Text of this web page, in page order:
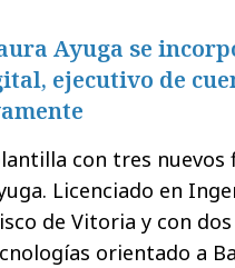
Ayuga se
ejecutivo de
con tres nuevos
Licenciado en
de Vitoria y con dos
orientado a